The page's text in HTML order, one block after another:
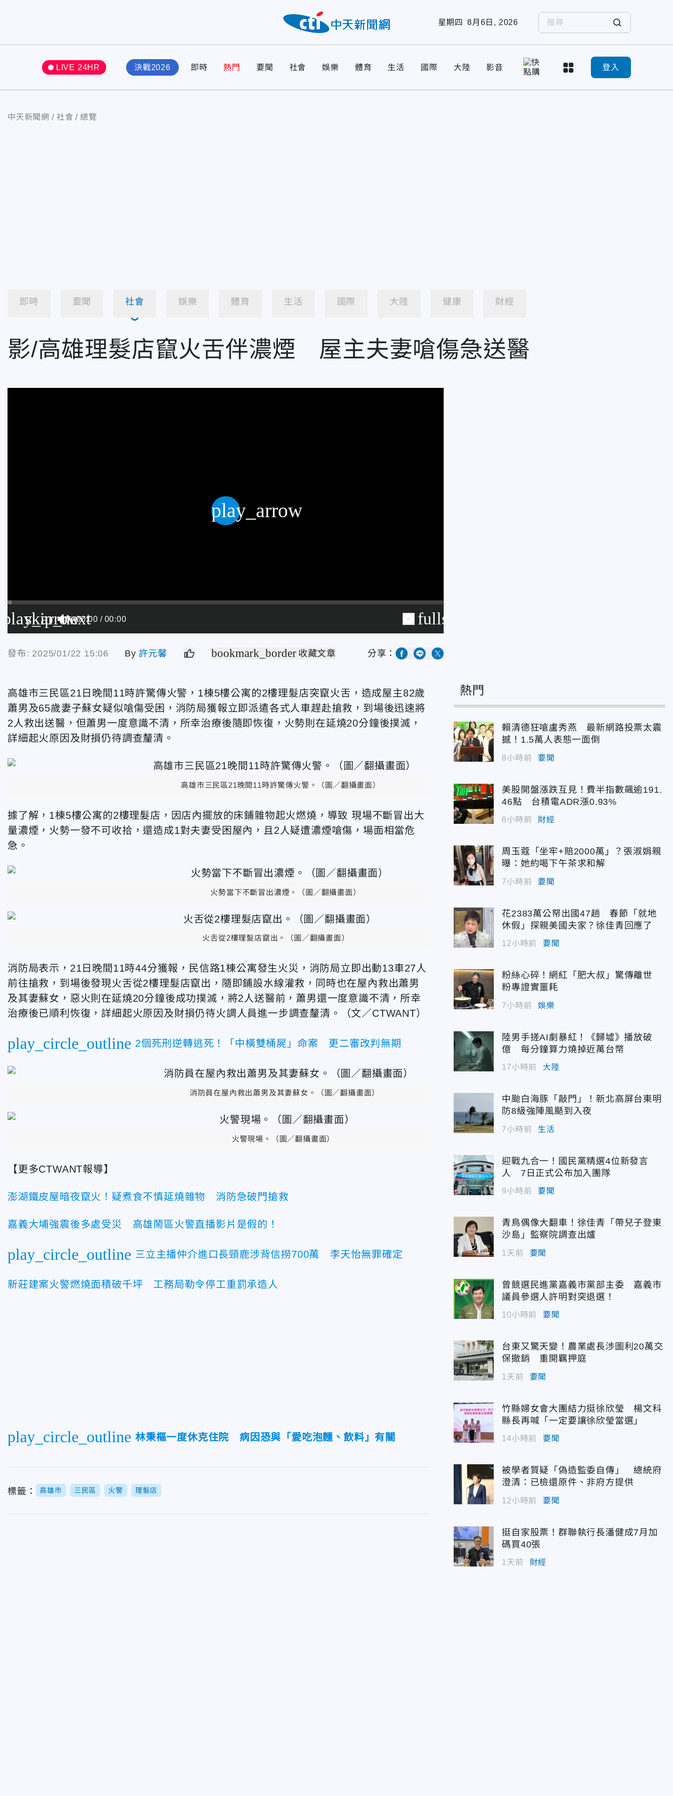
星期四 8月6日, 2026
LIVE 24HR 決戰2026 即時 熱門 要聞 社會 娛樂 體育 生活 國際 大陸 影音 登入
中天新聞網 社會 總覽
即時 要聞 社會 娛樂 體育 生活 國際 大陸 健康 財經
影/高雄理髮店竄火舌伴濃煙 屋主夫妻嗆傷急送醫
play_arrow
skip_next
00:00 00:00 fullscreen
play_arrow
發布: 2025/01/22 15:06 By許元馨 bookmark_border 收藏文章 分享：
高雄市三民區21日晚間11時許驚傳火警，1棟5樓公寓的2樓理髮店突竄火舌，造成屋主82歲
蕭男及65歲妻子蘇女疑似嗆傷受困，消防局獲報立即派遣各式人車趕赴搶救，到場後迅速將
2人救出送醫，但蕭男一度意識不清，所幸治療後隨即恢復，火勢則在延燒20分鐘後撲滅，
詳細起火原因及財損仍待調查釐清。
高雄市三民區21晚間11時許驚傳火警。（圖／翻攝畫面）
據了解，1棟5樓公寓的2樓理髮店，因店內擺放的床鋪雜物起火燃燒，導致 現場不斷冒出大
量濃煙，火勢一發不可收拾，還造成1對夫妻受困屋內，且2人疑遭濃煙嗆傷，場面相當危
急。
火勢當下不斷冒出濃煙。（圖／翻攝畫面）
火舌從2樓理髮店竄出。 （圖／翻攝畫面）
消防局表示，21日晚間11時44分獲報，民信路1棟公寓發生火災，消防局立即出動13車27人
前往搶救，到場後發現火舌從2樓理髮店竄出，隨即鋪設水線灌救，同時也在屋內救出蕭男
及其妻蘇女，惡火則在延燒20分鐘後成功撲滅，將2人送醫前，蕭男還一度意識不清，所幸
治療後已順利恢復，詳細起火原因及財損仍待火調人員進一步調查釐清。
（文／CTWANT）
play_circle_outline 2個死刑逆轉逃死！「中橫雙桶屍」命案 更二審改判無期
消防員在屋內救出蕭男及其妻蘇女。 （圖／翻攝畫面）
火警現場。（圖／翻攝畫面）
【更多CTWANT報導】
澎湖鐵皮屋暗夜竄火！疑煮食不慎延燒雜物 消防急破門搶救
嘉義大埔強震後多處受災 高雄鬧區火警直播影片是假的！
play_circle_outline 三立主播仲介進口長頸鹿涉背信撈700萬 李天怡無罪確定
新莊建案火警燃燒面積破千坪 工務局勒令停工重罰承造人
play_circle_outline 林秉樞一度休克住院 病因恐與「愛吃泡麵、飲料」有關
標籤： 高雄市 三民區 火警 理髮店
熱門
賴清德狂嗆盧秀燕 最新網路投票太震
撼！1.5萬人表態一面倒
8小時前 要聞
美股開盤漲跌互見！費半指數飆逾191.
46點 台積電ADR漲0.93%
8小時前 財經
周玉蔻「坐牢+賠2000萬」？張淑娟親
曝：她約喝下午茶求和解
7小時前 要聞
花2383萬公帑出國47趟 春節「就地
休假」探親美國夫家？徐佳青回應了
12小時前 要聞
粉絲心碎！網紅「肥大叔」驚傳離世
粉專證實噩耗
7小時前 娛樂
陸男手搓AI劇暴紅！《歸墟》播放破
億 每分鐘算力燒掉近萬台幣
17小時前 大陸
中颱白海豚「敲門」！新北高屏台東明
防8級強陣風颳到入夜
7小時前 生活
迎戰九合一！國民黨精選4位新發言
人 7日正式公布加入團隊
9小時前 要聞
青鳥偶像大翻車！徐佳青「帶兒子登東
沙島」監察院調查出爐
1天前 要聞
曾競選民進黨嘉義市黨部主委 嘉義市
議員參選人許明對突退選！
10小時前 要聞
台東又驚天變！農業處長涉圖利20萬交
保撤銷 重開羈押庭
1天前 要聞
竹縣婦女會大團結力挺徐欣瑩 楊文科
縣長再喊「一定要讓徐欣瑩當選」
14小時前 要聞
被學者質疑「偽造監委自傳」 總統府
澄清：已檢還原件、非府方提供
12小時前 要聞
挺自家股票！群聯執行長潘健成7月加
碼買40張
1天前 財經